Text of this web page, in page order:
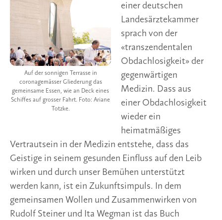
Auf der sonnigen Terrasse in
coronagemässer Gliederung das
gemeinsame Essen, wie an Deck eines
Schiffes auf grosser Fahrt. Foto: Ariane
Totzke.
einer deutschen
Landesärztekammer
sprach von der
«transzendentalen
Obdachlosigkeit» der
gegenwärtigen
Medizin. Dass aus
einer Obdachlosigkeit
wieder ein
heimatmäßiges
Vertrautsein in der Medizin entstehe, dass das
Geistige in seinem gesunden Einfluss auf den Leib
wirken und durch unser Bemühen unterstützt
werden kann, ist ein Zukunftsimpuls. In dem
gemeinsamen Wollen und Zusammenwirken von
Rudolf Steiner und Ita Wegman ist das Buch